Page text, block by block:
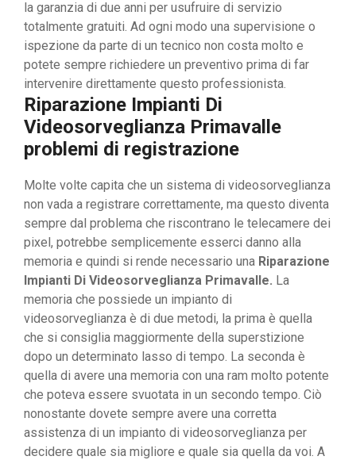
la garanzia di due anni per usufruire di servizio
totalmente gratuiti. Ad ogni modo una supervisione o
ispezione da parte di un tecnico non costa molto e
potete sempre richiedere un preventivo prima di far
intervenire direttamente questo professionista.
Riparazione Impianti Di
Videosorveglianza Primavalle
problemi di registrazione
Molte volte capita che un sistema di videosorveglianza
non vada a registrare correttamente, ma questo diventa
sempre dal problema che riscontrano le telecamere dei
pixel, potrebbe semplicemente esserci danno alla
memoria e quindi si rende necessario una Riparazione
Impianti Di Videosorveglianza Primavalle. La
memoria che possiede un impianto di
videosorveglianza è di due metodi, la prima è quella
che si consiglia maggiormente della superstizione
dopo un determinato lasso di tempo. La seconda è
quella di avere una memoria con una ram molto potente
che poteva essere svuotata in un secondo tempo. Ciò
nonostante dovete sempre avere una corretta
assistenza di un impianto di videosorveglianza per
decidere quale sia migliore e quale sia quella da voi. A